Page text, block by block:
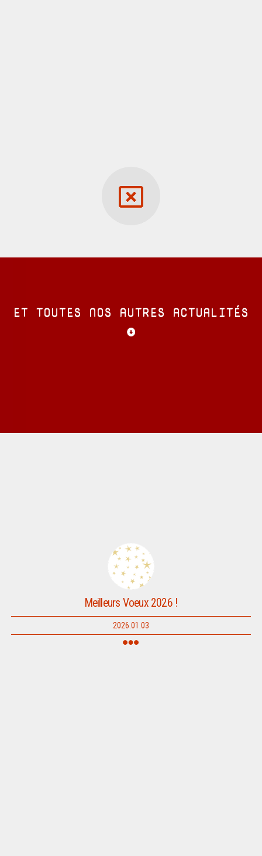
ET TOUTES NOS AUTRES ACTUALITÉS
Meilleurs Voeux 2026 !
2026.01.03